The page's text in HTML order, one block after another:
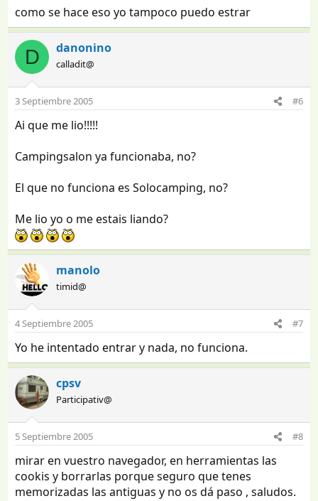
como se hace eso yo tampoco puedo estrar
D danonino
calladit@
3 Septiembre 2005 #6
Ai que me lio!!!!!
Campingsalon ya funcionaba, no?
El que no funciona es Solocamping, no?
Me lio yo o me estais liando?
manolo
timid@
4 Septiembre 2005 #7
Yo he intentado entrar y nada, no funciona.
cpsv
Participativ@
5 Septiembre 2005 #8
mirar en vuestro navegador, en herramientas las
cookis y borrarlas porque seguro que tenes
memorizadas las antiguas y no os dá paso , saludos.